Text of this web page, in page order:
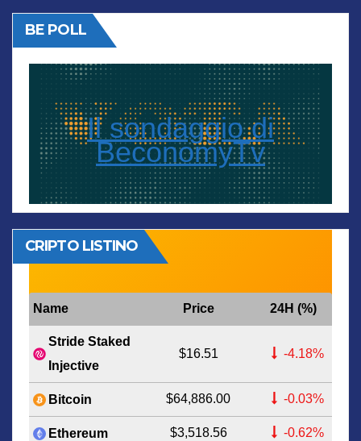
BE POLL
Il sondaggio di
BeconomyTv
CRIPTO LISTINO
Name Price 24H (%)
Stride Staked
Injective
$16.51 -4.18%
Bitcoin $64,886.00 -0.03%
Ethereum $3,518.56 -0.62%